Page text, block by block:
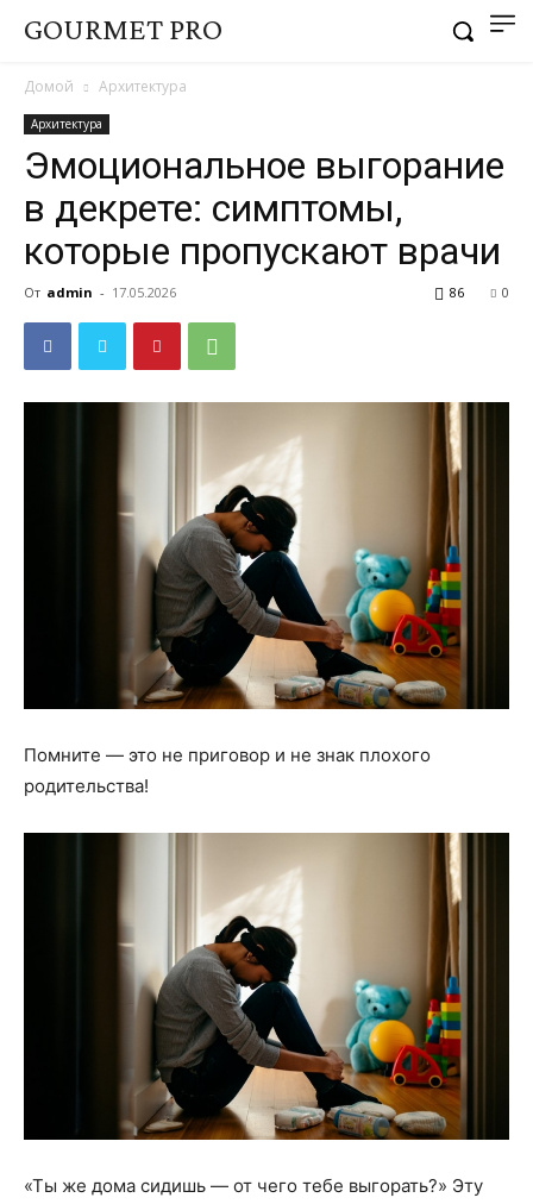
GOURMET PRO
Домой Архитектура
Архитектура
Эмоциональное выгорание
в декрете: симптомы,
которые пропускают врачи
От admin - 17.05.2026 0
86
Помните — это не приговор и не знак плохого
родительства!
«Ты же дома сидишь — от чего тебе выгорать?» Эту